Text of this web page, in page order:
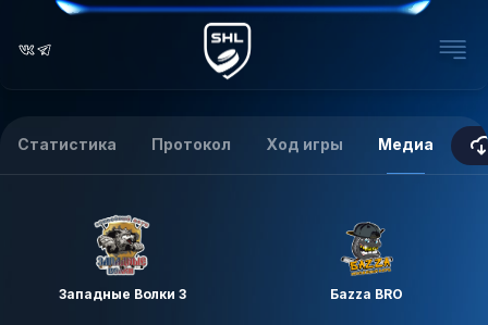
Статистика Протокол Ход игры Медиа
Западные Волки 3 Баzzа BRO